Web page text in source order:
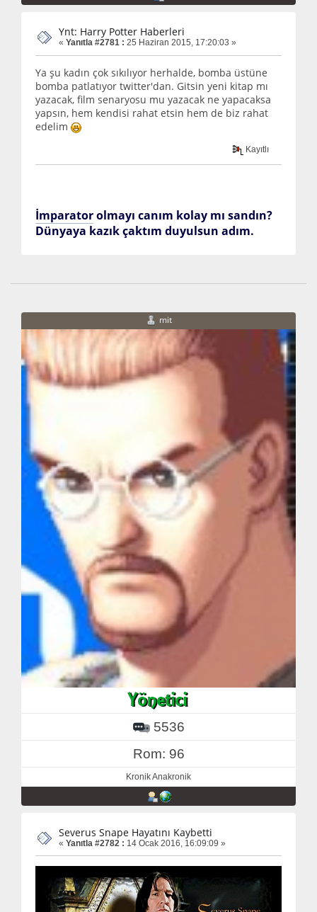
Ynt: Harry Potter Haberleri
« Yanıtla #2781 : 25 Haziran 2015, 17:20:03 »
Ya şu kadın çok sıkılıyor herhalde, bomba üstüne
bomba patlatıyor twitter'dan. Gitsin yeni kitap mı
yazacak, film senaryosu mu yazacak ne yapacaksa
yapsın, hem kendisi rahat etsin hem de biz rahat
edelim
Kayıtlı
İmparatorolmayı canım kolay mı sandın?
Dünyaya kazık çaktım duyulsun adım.
mit
5536
Rom: 96
Kronik Anakronik
Severus Snape Hayatını Kaybetti
« Yanıtla #2782 : 14 Ocak 2016, 16:09:09 »